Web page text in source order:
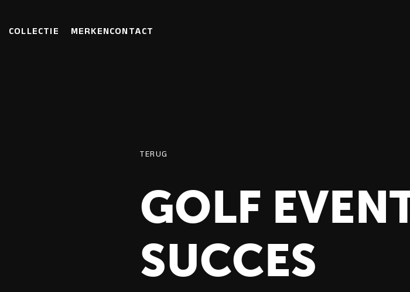
COLLECTIE MERKENCONTACT
TERUG
GOLF
SUCCES